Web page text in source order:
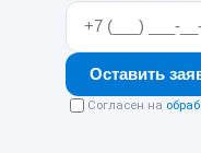
Оставить
Согласен на